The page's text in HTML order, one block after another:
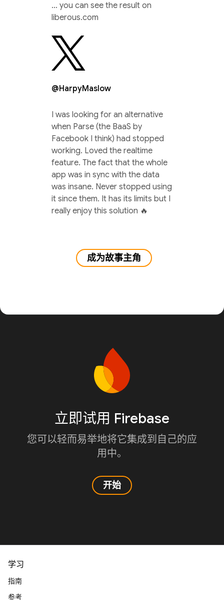
… you can see the result on
liberous.com
@HarpyMaslow
I was looking for an alternative
when Parse (the BaaS by
Facebook I think) had stopped
working. Loved the realtime
feature. The fact that the whole
app was in sync with the data
was insane. Never stopped using
it since them. It has its limits but I
really enjoy this solution 🔥
成为故事主角
立即试用 Firebase
您可以轻而易举地将它集成到自己的应
用中。
开始
学习
指南
参考